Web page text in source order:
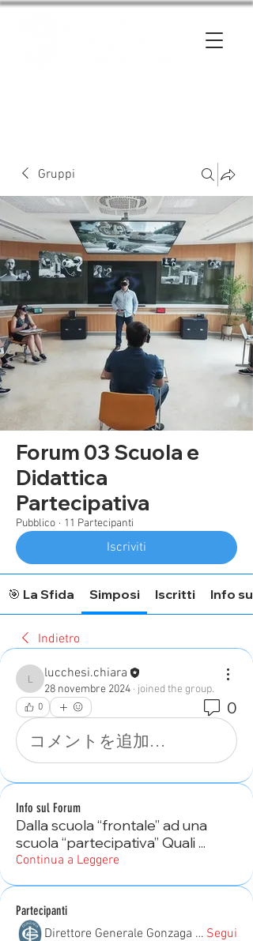
Gruppi
Forum 03 Scuola e
Didattica
Partecipativa
Pubblico · 11 Partecipanti
Iscriviti
🎯 La Sfida Simposi Iscritti Info
Indietro
lucchesi.chiara
lucchesi.chiara
28 novembre 2024 · joined the group.
0 0
コメントを追加…
Info sul Forum
Dalla scuola “frontale” ad una
scuola “partecipativa” Quali ...
Continua a Leggere
Partecipanti
Direttore Generale Gonzaga Campus Segui